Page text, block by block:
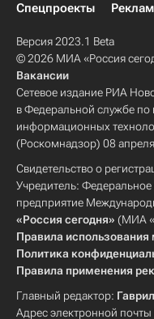
Спецпроекты
Версия 2023.1 Beta
© 2026 МИА «Россия
Вакансии
Сетевое издание РИА
в Федеральной службе по
информационных
(Роскомнадзор) 08
Свидетельство о
Учредитель: Федеральное
предприятие
«Россия сегодня» (МИА
Правила использования
Политика
Правила применения
Главный редактор:
Адрес электронной почты